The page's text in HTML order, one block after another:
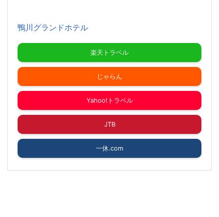
鴨川グランドホテル
楽天トラベル
じゃらん
Yahoo!トラベル
JTB
一休.com